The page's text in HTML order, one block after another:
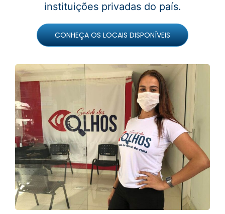
instituições privadas do país.
CONHEÇA OS LOCAIS DISPONÍVEIS